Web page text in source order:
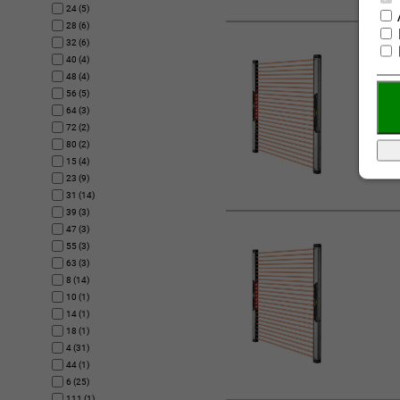
24 (5)
28 (6)
32 (6)
40 (4)
48 (4)
56 (5)
64 (3)
72 (2)
80 (2)
15 (4)
23 (9)
31 (14)
39 (3)
47 (3)
55 (3)
63 (3)
8 (14)
10 (1)
14 (1)
18 (1)
4 (31)
44 (1)
6 (25)